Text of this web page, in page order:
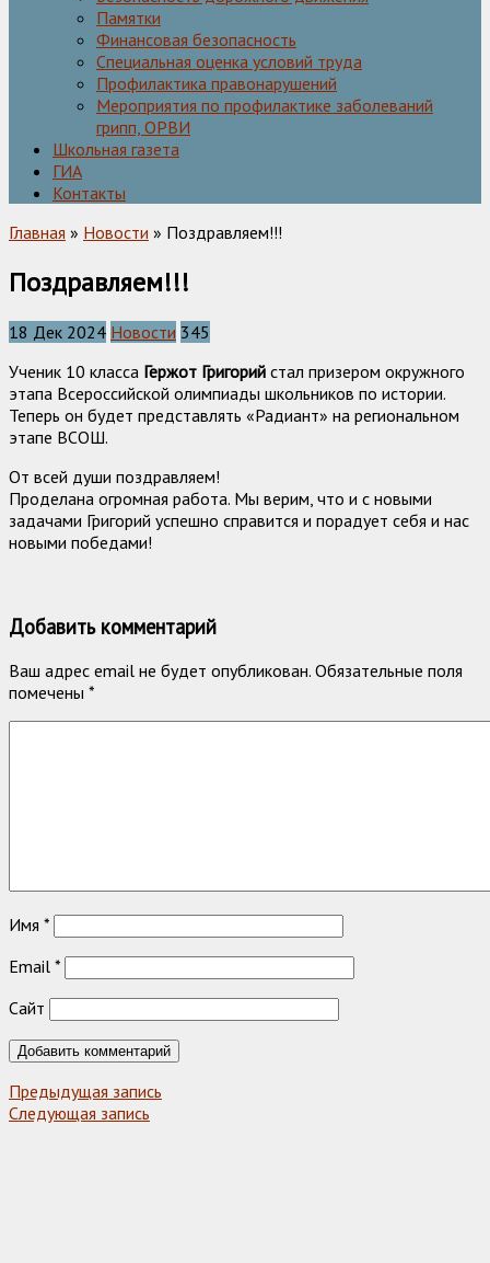
Памятки
Финансовая безопасность
Специальная оценка условий труда
Профилактика правонарушений
Мероприятия по профилактике заболеваний
грипп, ОРВИ
Школьная газета
ГИА
Контакты
Главная » Новости » Поздравляем!!!
Поздравляем!!!
18 Дек 2024 Новости 345
Ученик 10 класса Гержот Григорий стал призером окружного
этапа Всероссийской олимпиады школьников по истории.
Теперь он будет представлять «Радиант» на региональном
этапе ВСОШ.
От всей души поздравляем!
Проделана огромная работа. Мы верим, что и с новыми
задачами Григорий успешно справится и порадует себя и нас
новыми победами!
Добавить комментарий
Ваш адрес email не будет опубликован. Обязательные поля
помечены *
Имя *
Email *
Сайт
Предыдущая запись
Следующая запись